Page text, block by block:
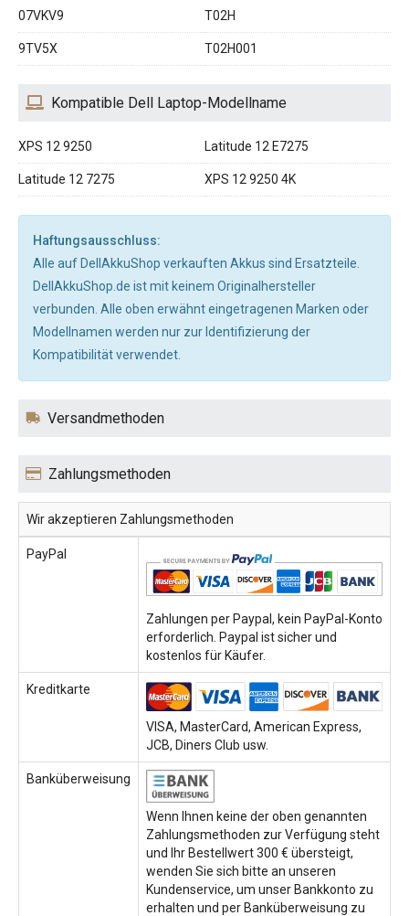
07VKV9 T02H
9TV5X T02H001
Kompatible Dell Laptop-Modellname
XPS 12 9250 Latitude 12 E7275
Latitude 12 7275 XPS 12 9250 4K
Haftungsausschluss:
Alle auf DellAkkuShop verkauften Akkus sind Ersatzteile.
DellAkkuShop.de ist mit keinem Originalhersteller
verbunden. Alle oben erwähnt eingetragenen Marken oder
Modellnamen werden nur zur Identifizierung der
Kompatibilität verwendet.
Versandmethoden
Zahlungsmethoden
Wir akzeptieren Zahlungsmethoden
PayPal
Zahlungen per Paypal, kein PayPal-Konto
erforderlich. Paypal ist sicher und
kostenlos für Käufer.
Kreditkarte
VISA, MasterCard, American Express,
JCB, Diners Club usw.
Banküberweisung
Wenn Ihnen keine der oben genannten
Zahlungsmethoden zur Verfügung steht
und Ihr Bestellwert 300 € übersteigt,
wenden Sie sich bitte an unseren
Kundenservice, um unser Bankkonto zu
erhalten und per Banküberweisung zu